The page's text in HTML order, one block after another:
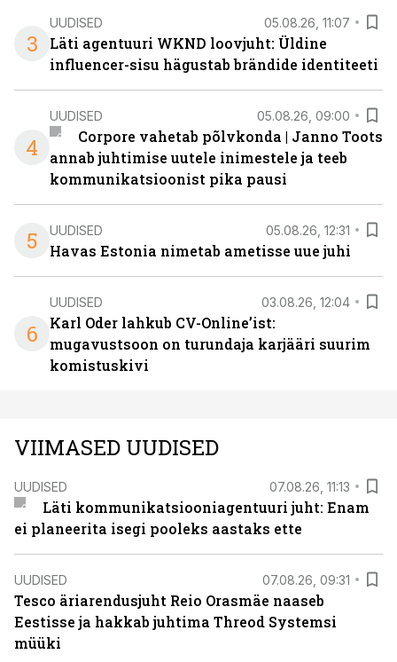
3
UUDISED 05.08.26, 11:07
Läti agentuuri WKND loovjuht: Üldine
influencer-sisu hägustab brändide identiteeti
4
UUDISED 05.08.26, 09:00
Corpore vahetab põlvkonda | Janno Toots
annab juhtimise uutele inimestele ja teeb
kommunikatsioonist pika pausi
5 UUDISED 05.08.26, 12:31
Havas Estonia nimetab ametisse uue juhi
6
UUDISED 03.08.26, 12:04
Karl Oder lahkub CV-Online’ist:
mugavustsoon on turundaja karjääri suurim
komistuskivi
VIIMASED UUDISED
UUDISED 07.08.26, 11:13
Läti kommunikatsiooniagentuuri juht: Enam
ei planeerita isegi pooleks aastaks ette
UUDISED 07.08.26, 09:31
Tesco äriarendusjuht Reio Orasmäe naaseb
Eestisse ja hakkab juhtima Threod Systemsi
müüki